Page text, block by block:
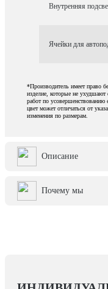
Внутренняя
Ячейки для
*Производитель имеет право
изделие, которые не ухудшают
работ по усовершенствованию
цвет может отличаться от
изменения по размерам.
Описание
Почему мы